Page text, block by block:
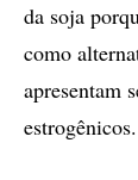
da soja
como
apresentam
estrogênicos.